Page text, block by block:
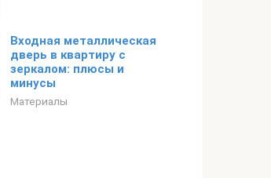
Входная металлическая
дверь в квартиру с
зеркалом: плюсы и
минусы
Материалы